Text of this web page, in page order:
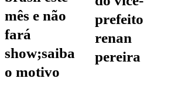
mês e não
fará
show;saiba
o motivo
prefeito
renan
pereira